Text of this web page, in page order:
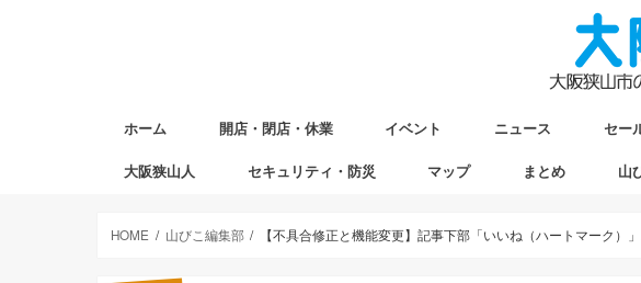
ホーム 開店・閉店・休業 イベント ニュース セー
大阪狭山人 セキュリティ・防災 マップ まとめ 山
HOME 山びこ編集部 【不具合修正と機能変更】記事下部「いいね（ハートマーク）